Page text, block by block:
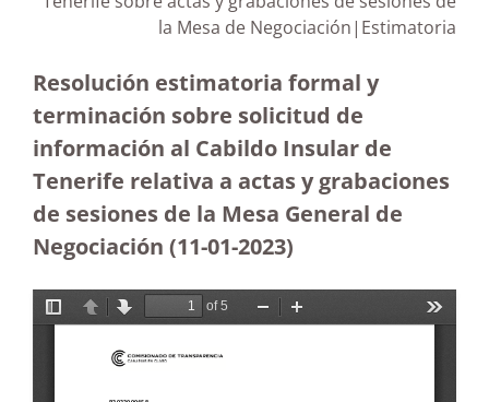
la Mesa de Negociación|Estimatoria
Resolución estimatoria formal y
terminación sobre solicitud de
información al Cabildo Insular de
Tenerife relativa a actas y grabaciones
de sesiones de la Mesa General de
Negociación (11-01-2023)